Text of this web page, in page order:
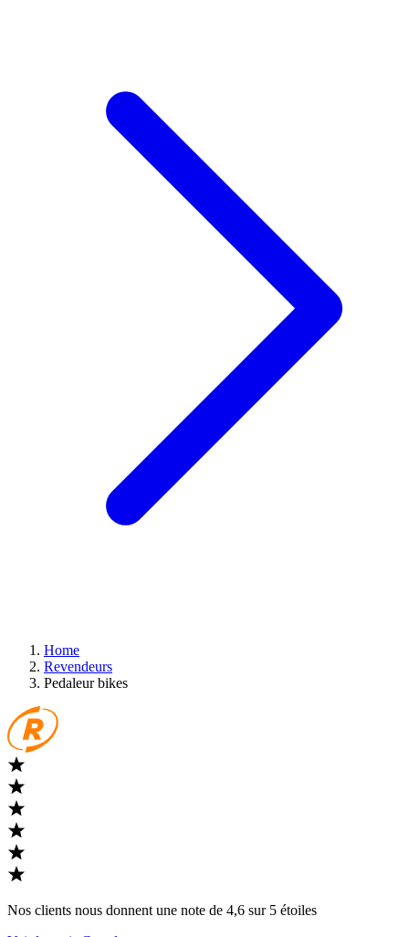
Home
Revendeurs
Pedaleur bikes
Nos clients nous donnent une note de 4,6 sur 5 étoiles